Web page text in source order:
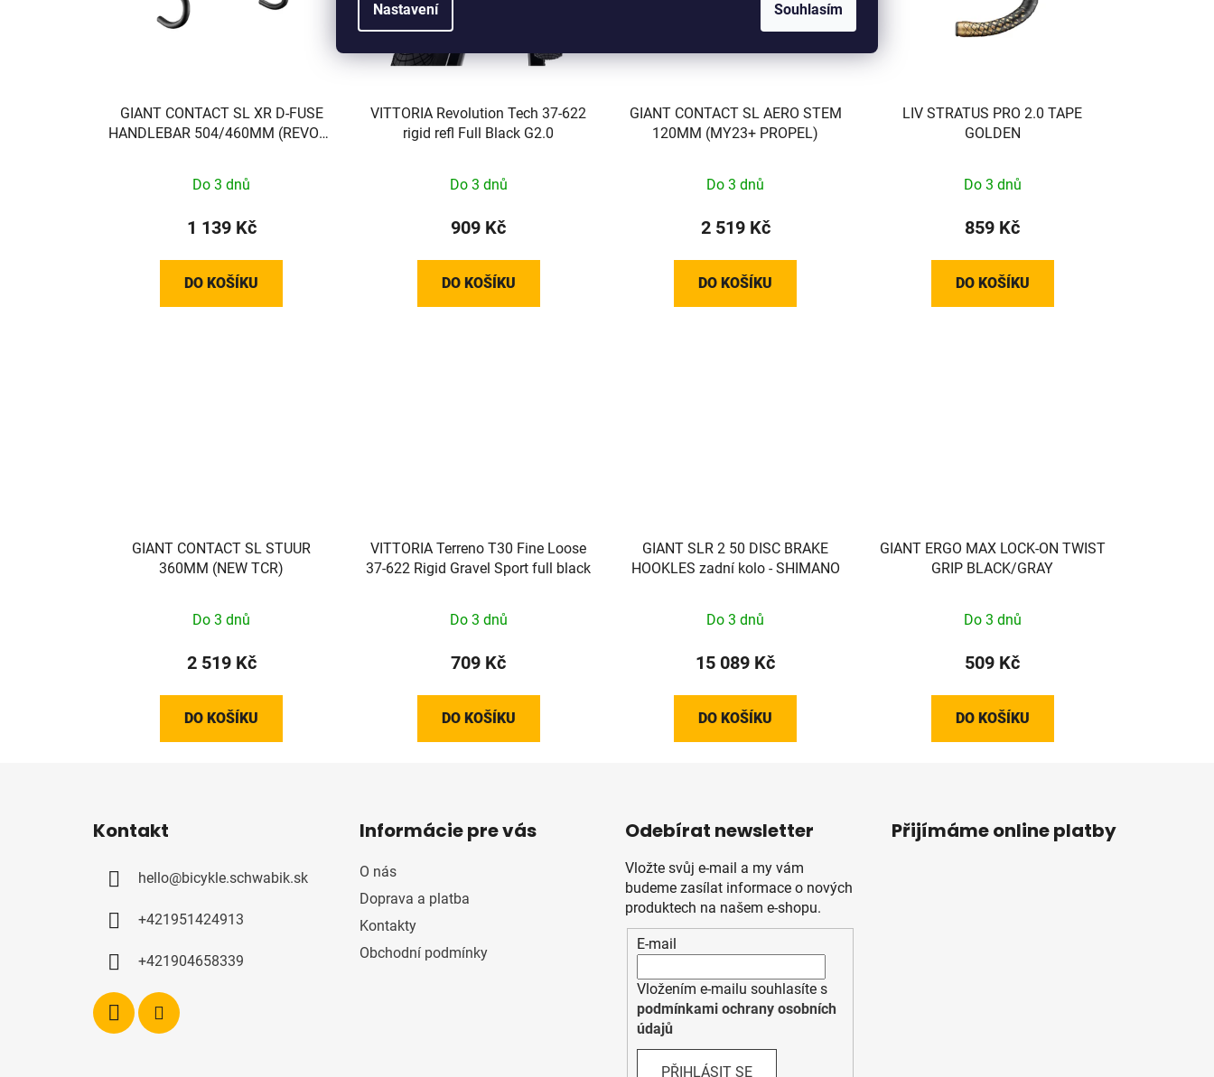
Nastavení Souhlasím
GIANT CONTACT SL XR D-FUSE
HANDLEBAR 504/460MM (REVOLT
Do 3 dnů
1 139 Kč
DO KOŠÍKU
VITTORIA Revolution Tech 37-622
rigid refl Full Black G2.0
Do 3 dnů
909 Kč
DO KOŠÍKU
GIANT CONTACT SL AERO STEM
120MM (MY23+ PROPEL)
Do 3 dnů
2 519 Kč
DO KOŠÍKU
LIV STRATUS PRO 2.0 TAPE
GOLDEN
Do 3 dnů
859 Kč
DO KOŠÍKU
GIANT CONTACT SL STUUR
360MM (NEW TCR)
Do 3 dnů
2 519 Kč
DO KOŠÍKU
VITTORIA Terreno T30 Fine Loose
37-622 Rigid Gravel Sport full black
Do 3 dnů
709 Kč
DO KOŠÍKU
GIANT SLR 2 50 DISC BRAKE
HOOKLES zadní kolo - SHIMANO
Do 3 dnů
15 089 Kč
DO KOŠÍKU
GIANT ERGO MAX LOCK-ON TWIST
GRIP BLACK/GRAY
Do 3 dnů
509 Kč
DO KOŠÍKU
Kontakt
hello@bicykle.schwabik.sk
+421951424913
+421904658339
Informácie pre vás
O nás
Doprava a platba
Kontakty
Obchodní podmínky
Odebírat newsletter
Vložte svůj e-mail a my vám
budeme zasílat informace o nových
produktech na našem e-shopu.
E-mail
Vložením e-mailu souhlasíte s
podmínkami ochrany osobních
údajů
PŘIHLÁSIT SE
Přijímáme online platby